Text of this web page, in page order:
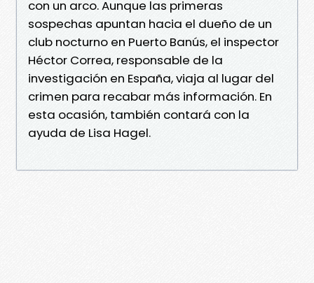
con un arco. Aunque las primeras
sospechas apuntan hacia el dueño de un
club nocturno en Puerto Banús, el inspector
Héctor Correa, responsable de la
investigación en España, viaja al lugar del
crimen para recabar más información. En
esta ocasión, también contará con la
ayuda de Lisa Hagel.